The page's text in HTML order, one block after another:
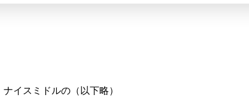
イスミドルの（以下略）